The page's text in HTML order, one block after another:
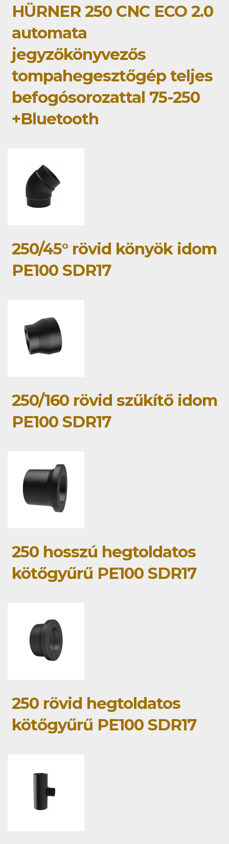
HÜRNER 250 CNC ECO 2.0
automata
jegyzőkönyvezős
tompahegesztőgép teljes
befogósorozattal 75-250
+Bluetooth
250/45° rövid könyök idom
PE100 SDR17
250/160 rövid szűkítő idom
PE100 SDR17
250 hosszú hegtoldatos
kötőgyűrű PE100 SDR17
250 rövid hegtoldatos
kötőgyűrű PE100 SDR17